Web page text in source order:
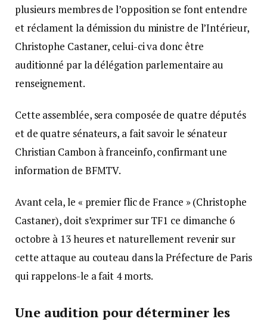
plusieurs membres de l’opposition se font entendre
et réclament la démission du ministre de l’Intérieur,
Christophe Castaner, celui-ci va donc être
auditionné par la délégation parlementaire au
renseignement.
Cette assemblée, sera composée de quatre députés
et de quatre sénateurs, a fait savoir le sénateur
Christian Cambon à franceinfo, confirmant une
information de BFMTV.
Avant cela, le « premier flic de France » (Christophe
Castaner), doit s’exprimer sur TF1 ce dimanche 6
octobre à 13 heures et naturellement revenir sur
cette attaque au couteau dans la Préfecture de Paris
qui rappelons-le a fait 4 morts.
Une audition pour déterminer les